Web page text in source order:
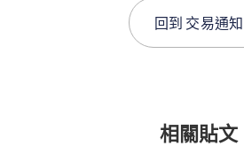
回到 交易通知
相關貼文